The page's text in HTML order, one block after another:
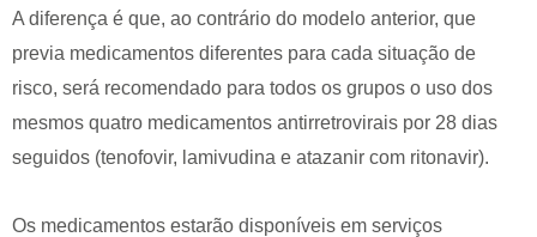
A diferença é que, ao contrário do modelo anterior, que
previa medicamentos diferentes para cada situação de
risco, será recomendado para todos os grupos o uso dos
mesmos quatro medicamentos antirretrovirais por 28 dias
seguidos (tenofovir, lamivudina e atazanir com ritonavir).
Os medicamentos estarão disponíveis em serviços